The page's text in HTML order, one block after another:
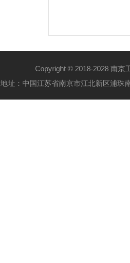
Copyright © 2018-2028 南京
地址：中国江苏省南京市江北新区浦珠